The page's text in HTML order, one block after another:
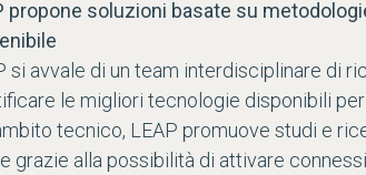
propone soluzioni basate su
si avvale di un team interdisciplinare di
le migliori tecnologie disponibili
tecnico, LEAP promuove studi e
grazie alla possibilità di attivare